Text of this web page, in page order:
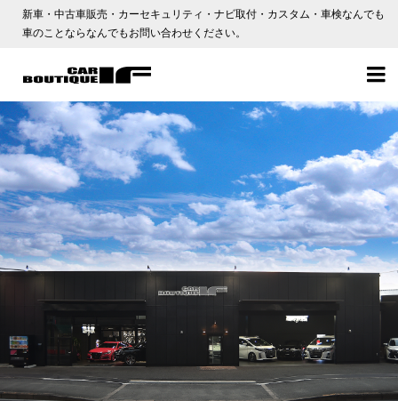
新車・中古車販売・カーセキュリティ・ナビ取付・カスタム・車検なんでも
車のことならなんでもお問い合わせください。
